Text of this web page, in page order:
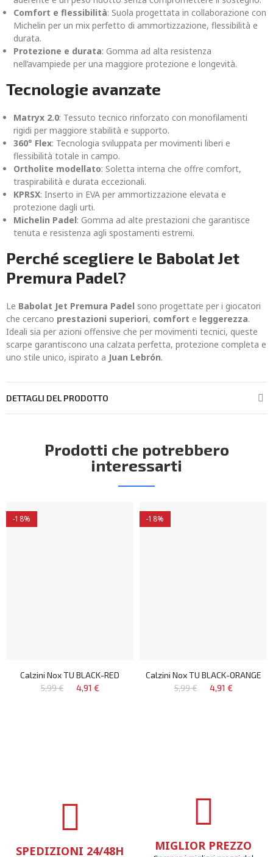
Comfort e flessibilità: Suola progettata in collaborazione con
Michelin per un mix perfetto di ammortizzazione, flessibilità e
durata.
Protezione e durata: Gomma ad alta resistenza
nell’avampiede per una maggiore protezione e longevità.
Tecnologie avanzate
Matryx 2.0: Tessuto tecnico rinforzato con monofilamenti
rigidi per maggiore stabilità e supporto.
360° Flex: Tecnologia sviluppata per movimenti liberi e
flessibilità totale in campo.
Ortholite modellato: Soletta interna che offre comfort,
traspirabilità e durata eccezionali.
KPRSX: Inserto in EVA per ammortizzazione elevata e
protezione dagli urti.
Michelin Padel: Gomma ad alte prestazioni che garantisce
tenuta e resistenza agli spostamenti estremi.
Perché scegliere le Babolat Jet
Premura Padel?
Le Babolat Jet Premura Padel sono progettate per i giocatori
che cercano prestazioni superiori, comfort e leggerezza.
Ideali sia per azioni offensive che per movimenti tecnici, queste
scarpe garantiscono una calzata perfetta, protezione completa e
uno stile unico, ispirato a Juan Lebrón.
DETTAGLI DEL PRODOTTO
Prodotti che potrebbero
interessarti
-18%
Calzini Nox TU BLACK-RED
5,99 €
4,91 €
-18%
Calzini Nox TU BLACK-ORANGE
5,99 €
4,91 €
SPEDIZIONI 24/48H MIGLIOR PREZZO